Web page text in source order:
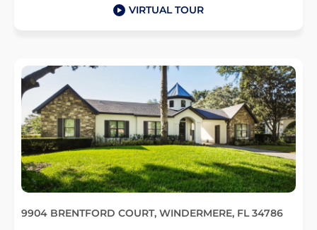
VIRTUAL TOUR
9904 BRENTFORD COURT, WINDERMERE, FL 34786